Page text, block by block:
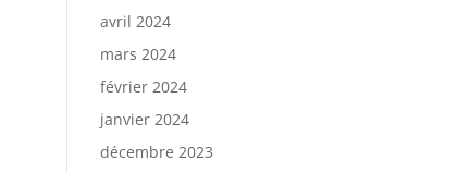
avril 2024
mars 2024
février 2024
janvier 2024
décembre 2023